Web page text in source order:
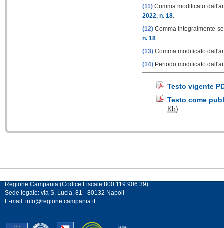
(11) Comma modificato
2022, n. 18
(12) Comma integralmente
n. 18
(13) Comma modificato
(14) Periodo modificato
Testo vigente
Testo come
Kb)
Regione Campania (Codice Fiscale 800.119.906.39)
Sede legale: via S. Lucia, 81 - 80132 Napoli
E-mail: info@regione.campania.it